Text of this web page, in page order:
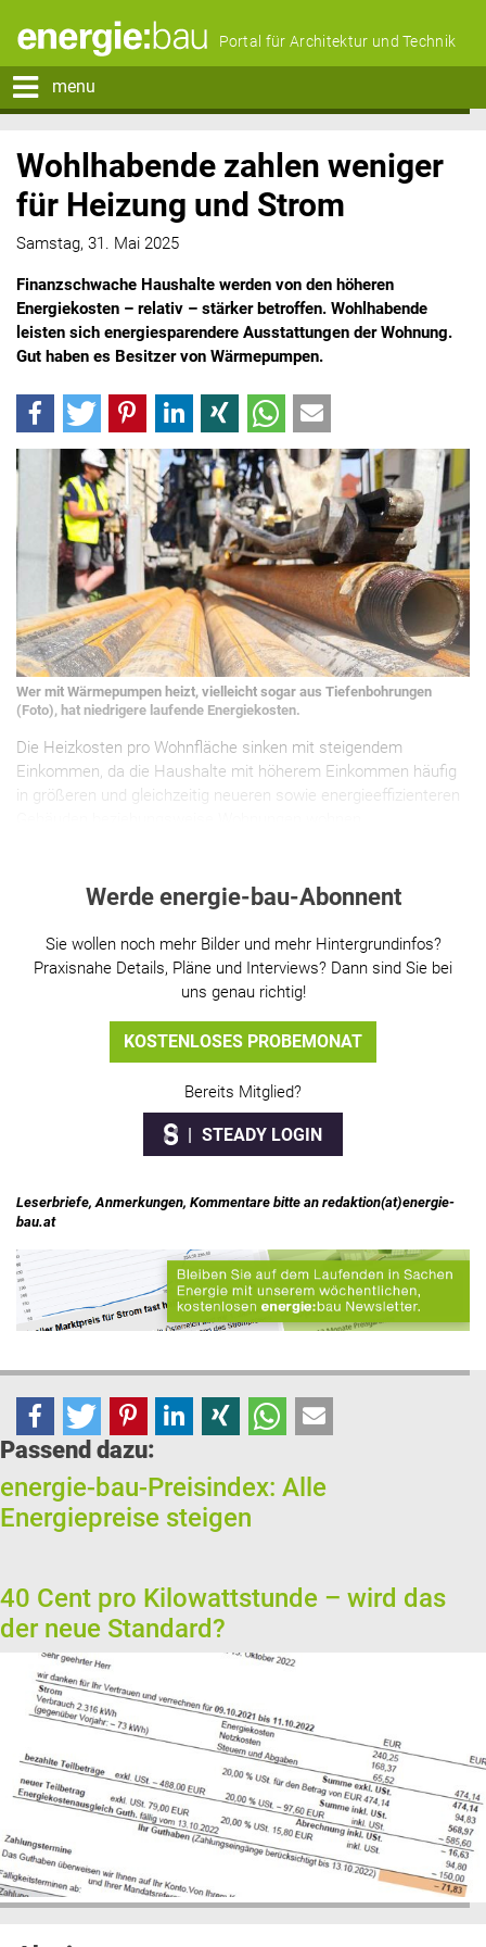
Portal für Architektur und Technik
menu
Wohlhabende zahlen weniger
für Heizung und Strom
Samstag, 31. Mai 2025
Finanzschwache Haushalte werden von den höheren
Energiekosten – relativ – stärker betroffen. Wohlhabende
leisten sich energiesparendere Ausstattungen der Wohnung.
Gut haben es Besitzer von Wärmepumpen.
Wer mit Wärmepumpen heizt, vielleicht sogar aus Tiefenbohrungen
(Foto), hat niedrigere laufende Energiekosten.
Die Heizkosten pro Wohnfläche sinken mit steigendem
Einkommen, da die Haushalte mit höherem Einkommen häufig
in größeren und gleichzeitig neueren sowie energieeffizienteren
Werde energie-bau-Abonnent
Sie wollen noch mehr Bilder und mehr Hintergrundinfos?
Praxisnahe Details, Pläne und Interviews? Dann sind Sie bei
uns genau richtig!
KOSTENLOSES PROBEMONAT
Bereits Mitglied?
STEADY LOGIN
Leserbriefe, Anmerkungen, Kommentare bitte an redaktion(at)energie-
bau.at
Passend dazu:
energie-bau-Preisindex: Alle
Energiepreise steigen
40 Cent pro Kilowattstunde – wird das
der neue Standard?